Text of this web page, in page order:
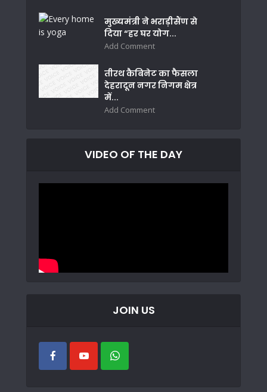
मुख्यमंत्री ने भराड़ीसैंण से
दिया “हर घर योग...
Add Comment
तीरथ कैबिनेट का फैसला
देहरादून नगर निगम क्षेत्र
में...
Add Comment
VIDEO OF THE DAY
JOIN US